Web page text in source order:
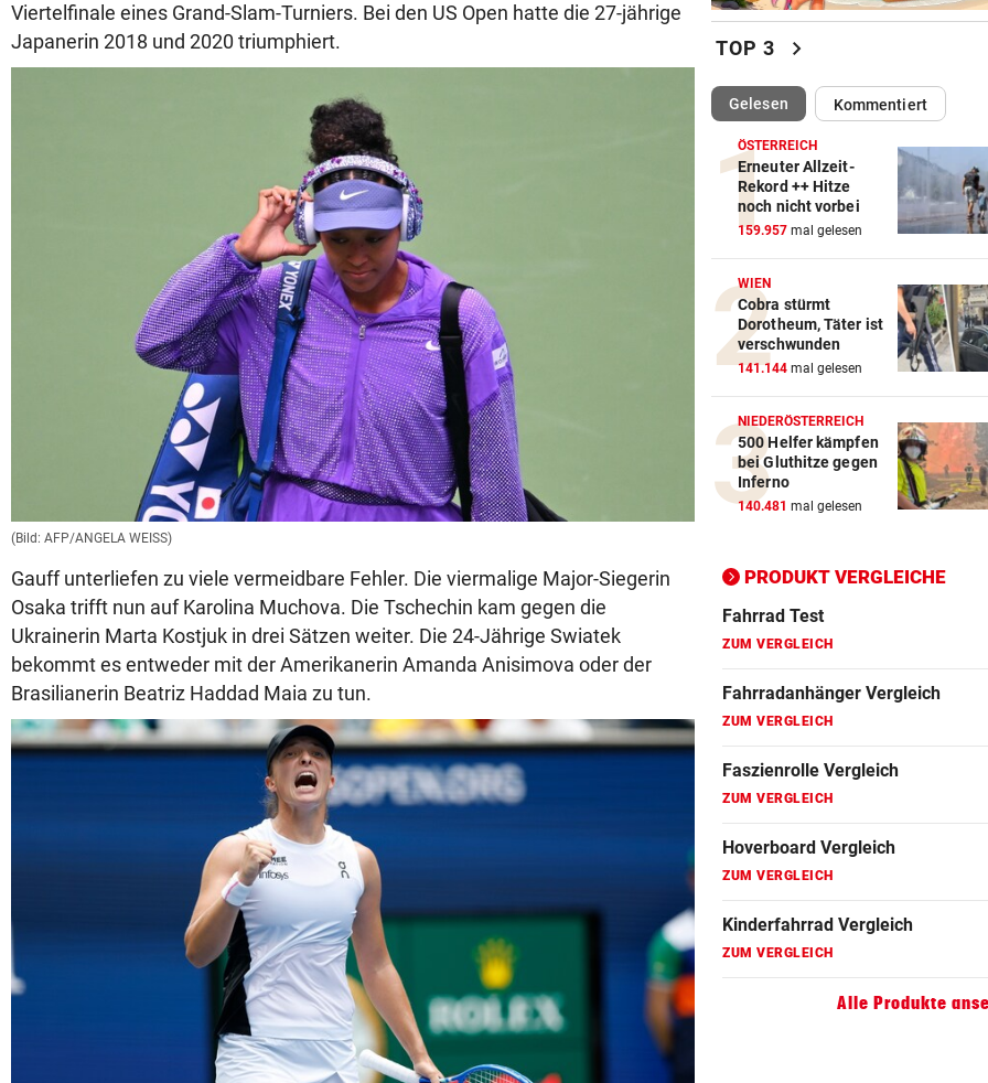
Viertelfinale eines Grand-Slam-Turniers. Bei den US Open hatte die 27-jährige
Japanerin 2018 und 2020 triumphiert.
(Bild: AFP/ANGELA WEISS)
Gauff unterliefen zu viele vermeidbare Fehler. Die viermalige Major-Siegerin
Osaka trifft nun auf Karolina Muchova. Die Tschechin kam gegen die
Ukrainerin Marta Kostjuk in drei Sätzen weiter. Die 24-Jährige Swiatek
bekommt es entweder mit der Amerikanerin Amanda Anisimova oder der
Brasilianerin Beatriz Haddad Maia zu tun.
TOP 3 chevron_right
Gelesen(ausgewählt)Kommentiert
ÖSTERREICH
Erneuter Allzeit-
Rekord ++ Hitze
noch nicht vorbei
159.957 mal gelesen
WIEN
Cobra stürmt
Dorotheum, Täter ist
verschwunden
141.144 mal gelesen
NIEDERÖSTERREICH
500 Helfer kämpfen
bei Gluthitze gegen
Inferno
140.481 mal gelesen
PRODUKT VERGLEICHE
Action-Cam Vergleich
ZUM VERGLEICH
Crosstrainer Vergleich
ZUM VERGLEICH
ZUM VERGLEICH
Elektro-Scooter Vergleich
ZUM VERGLEICH
ZUM VERGLEICH
Fahrrad Test
ZUM VERGLEICH
Fahrradanhänger Vergleich
ZUM VERGLEICH
Faszienrolle Vergleich
ZUM VERGLEICH
Hoverboard Vergleich
ZUM VERGLEICH
Kinderfahrrad Vergleich
ZUM VERGLEICH
Alle Produkte